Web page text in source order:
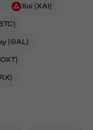
Xai (XAI)
(GAL)